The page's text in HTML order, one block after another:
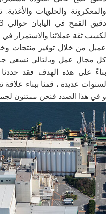
والمعكرونة والحلويات
لكسب ثقة عملائنا والاستمرار
عميل من خلال توفير منتجات
كل مجال عمل وبالتالي نسعى
بناءً على هذه الهدف فقد حددنا
لسنوات عديدة ، قمنا ببناء علاقة
و في هذا الصدد فنحن ممتنون